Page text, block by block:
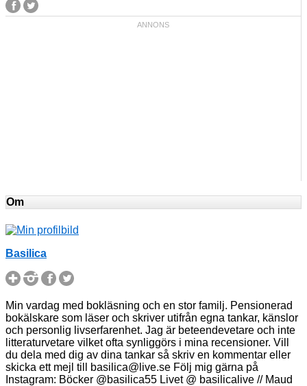
Om
Basilica
Min vardag med bokläsning och en stor familj. Pensionerad
bokälskare som läser och skriver utifrån egna tankar, känslor
och personlig livserfarenhet. Jag är beteendevetare och inte
litteraturvetare vilket ofta synliggörs i mina recensioner. Vill
du dela med dig av dina tankar så skriv en kommentar eller
skicka ett mejl till basilica@live.se Följ mig gärna på
Instagram: Böcker @basilica55 Livet @ basilicalive // Maud